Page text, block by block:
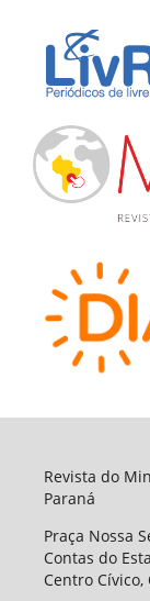
Revista do
Paraná
Praça Nossa
Contas do
Centro Cívico,